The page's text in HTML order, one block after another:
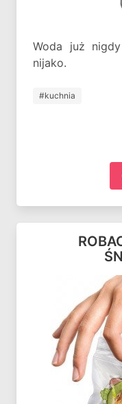
Woda już
nijako.
#kuchnia